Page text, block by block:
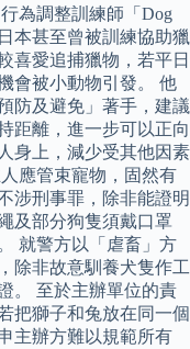
為調整訓練師「Dog
本甚至曾被訓練協助獵
喜愛追捕獵物，若平日
會被小動物引發。 他
防及避免」著手，建議
距離，進一步可以正向
身上，減少受其他因素
應管束寵物，固然有
涉刑事罪，除非能證明
及部分狗隻須戴口罩
就警方以「虐畜」方
除非故意馴養犬隻作工
。 至於主辦單位的責
把獅子和兔放在同一個
主辦方難以規範所有